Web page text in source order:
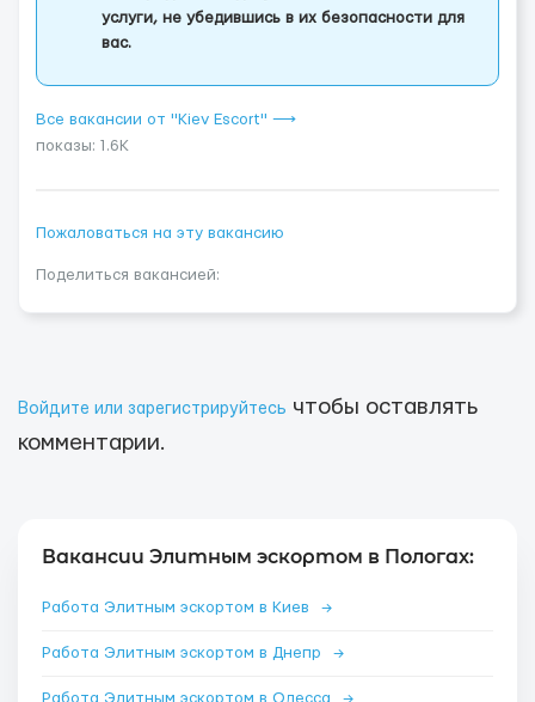
услуги, не убедившись в их безопасности для
вас.
Все вакансии от "Kiev Escort" ⟶
показы: 1.6K
Пожаловаться на эту вакансию
Поделиться вакансией:
Войдите или зарегистрируйтесь чтобы оставлять
комментарии.
Вакансии Элитным эскортом в Пологах:
Работа Элитным эскортом в Киев →
Работа Элитным эскортом в Днепр →
Работа Элитным эскортом в Одесса →